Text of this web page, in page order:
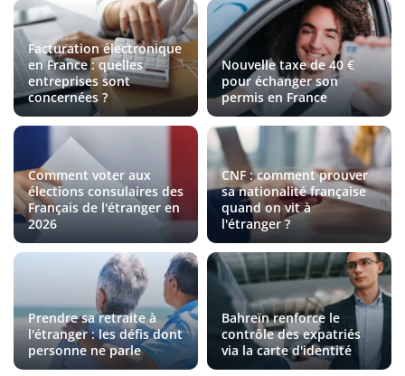
Facturation électronique
en France : quelles
entreprises sont
concernées ?
Nouvelle taxe de 40 €
pour échanger son
permis en France
Comment voter aux
élections consulaires des
Français de l'étranger en
2026
CNF : comment prouver
sa nationalité française
quand on vit à
l'étranger ?
Prendre sa retraite à
l'étranger : les défis dont
personne ne parle
Bahreïn renforce le
contrôle des expatriés
via la carte d'identité